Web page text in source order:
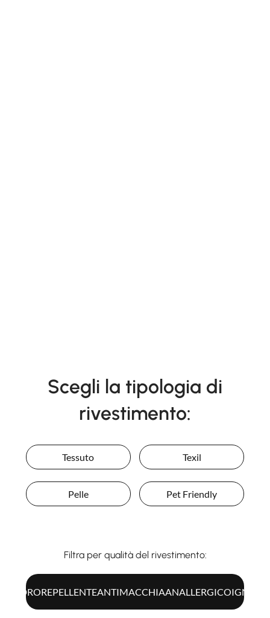
Scegli la tipologia di
rivestimento:
Tessuto Texil
Pelle Pet Friendly
Filtra per qualità del rivestimento:
IDROREPELLENTEANTIMACCHIAANALLERGICO